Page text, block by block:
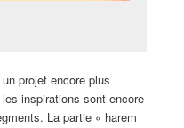
projet encore plus
inspirations sont encore
La partie « harem